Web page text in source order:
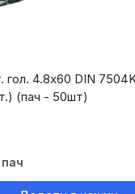
гол. 4.8х60 DIN
(пач - 50шт)
пач